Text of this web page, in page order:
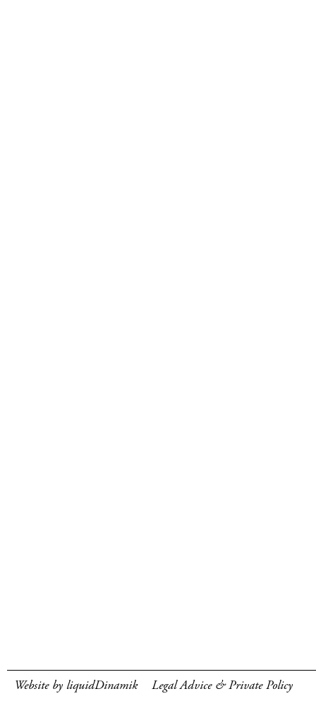
Website by liquidDinamik Legal Advice & Private Policy